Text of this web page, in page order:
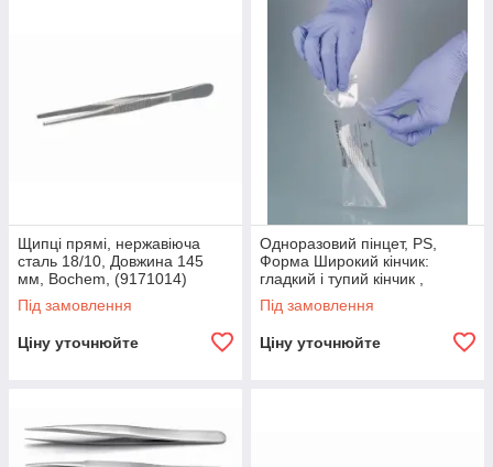
Щипці прямі, нержавіюча
сталь 18/10, Довжина 145
мм, Bochem, (9171014)
Під замовлення
Ціну уточнюйте
Одноразовий пінцет, PS,
Форма Широкий кінчик:
гладкий і тупий кінчик ,
Довжина 130 мм, Стерильні -
, Bürkle,
Під замовлення
Ціну уточнюйте